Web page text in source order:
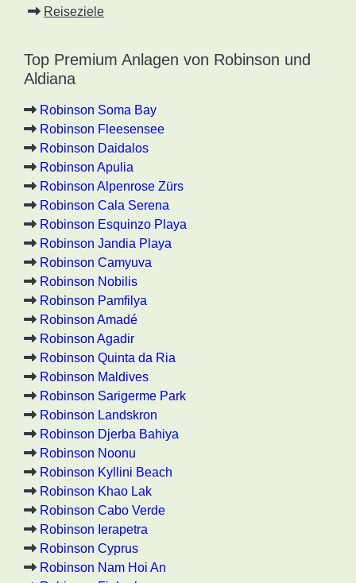
Reiseziele
Top Premium Anlagen von Robinson und
Aldiana
Robinson Soma Bay
Robinson Fleesensee
Robinson Daidalos
Robinson Apulia
Robinson Alpenrose Zürs
Robinson Cala Serena
Robinson Esquinzo Playa
Robinson Jandia Playa
Robinson Camyuva
Robinson Nobilis
Robinson Pamfilya
Robinson Amadé
Robinson Agadir
Robinson Quinta da Ria
Robinson Maldives
Robinson Sarigerme Park
Robinson Landskron
Robinson Djerba Bahiya
Robinson Noonu
Robinson Kyllini Beach
Robinson Khao Lak
Robinson Cabo Verde
Robinson Ierapetra
Robinson Cyprus
Robinson Nam Hoi An